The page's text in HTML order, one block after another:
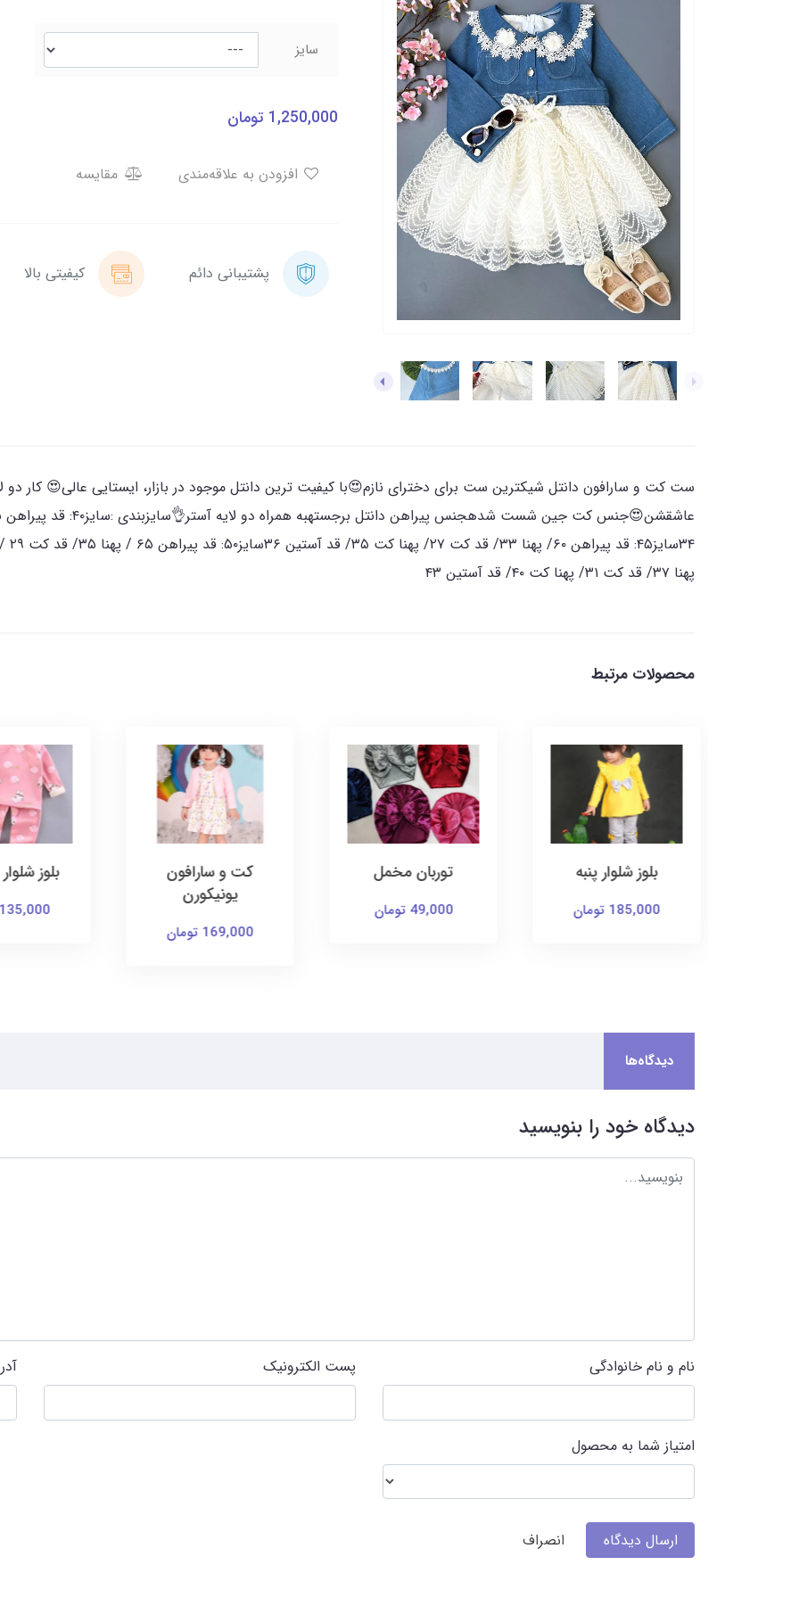
سایز
1,250,000 تومان
مقایسه
پشتیبانی دائم کیفیتی بالا
ست کت و سارافون دانتل شیکترین ست برای دخترای نازم😍با کیفیت ترین دانتل موجود در بازار، ایستایی عالی😍 کار دو
پهنا ۳۷/ قد کت ۳۱/ پهنا کت ۴۰/ قد آستین ۴۳
محصولات مرتبط
توربان مخمل
49,000 تومان
کت و سارافون
بلوز شلوار تو کرک
135,000 تومان 145,000
دیدگاه‌ها
دیدگاه خود را بنویسید
نام و نام خانوادگی پست الکترونیک
امتیاز شما به محصول
ارسال دیدگاه انصراف